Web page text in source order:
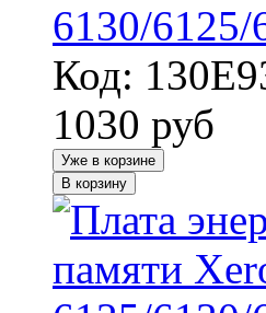
6130/6125/
Код:
1030 руб
Уже в корзине
В корзину